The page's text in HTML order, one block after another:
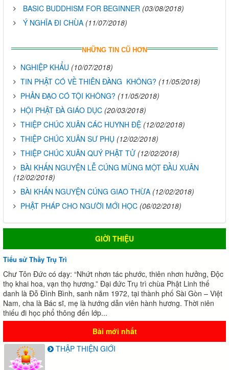
BASIC BUDDHISM FOR BEGINNER (03/08/2018)
Ý NGHĨA ĐI CHÙA (11/07/2018)
NHỮNG TIN CŨ HƠN
NGHIỆP KHẨU (10/07/2018)
TIN PHẬT CÓ VỀ THIÊN ĐÀNG KHÔNG? (11/05/2018)
PHẢN ĐẠO CÓ TỘI KHÔNG? (11/05/2018)
HỘI PHẬT ĐÀ GIÁO DỤC (20/03/2018)
THIỆP CHÚC XUÂN CÁC HUYNH ĐỆ (12/02/2018)
THIỆP CHÚC XUÂN SƯ PHỤ (12/02/2018)
THIỆP CHÚC XUÂN QUÝ PHẬT TỬ (12/02/2018)
BÀI KHẤN NGUYỆN LỄ CÚNG MÙNG MỘT ĐẦU XUÂN
(12/02/2018)
BÀI KHẤN NGUYỆN CÚNG GIAO THỪA (12/02/2018)
PHẬT PHÁP CHO NGƯỜI MỚI HỌC (06/02/2018)
GIỜI THIỆU
Tiểu sử Thầy Trụ Trì
Chư Tôn Đức có dạy: “Nhứt nhơn tác phước, thiên nhơn hưởng, Độc
thọ khai hoa, vạn thọ hương.” Đại đức Trụ trì chùa Phật Linh thế
danh là Đỗ Đình Bình, sanh năm 1972, tại thành phố Sài Gòn – Việt
Nam, cha là Bác sĩ, mẹ là hướng dẫn viên hành hương. Thời niên
thiếu đi học phổ thông đến lớp...
Bài mới nhất
THẬP THIỆN GIỚI